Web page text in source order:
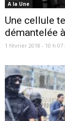
A la Une
Une cellule
démantelée
1 février 2018 - 10 h 07